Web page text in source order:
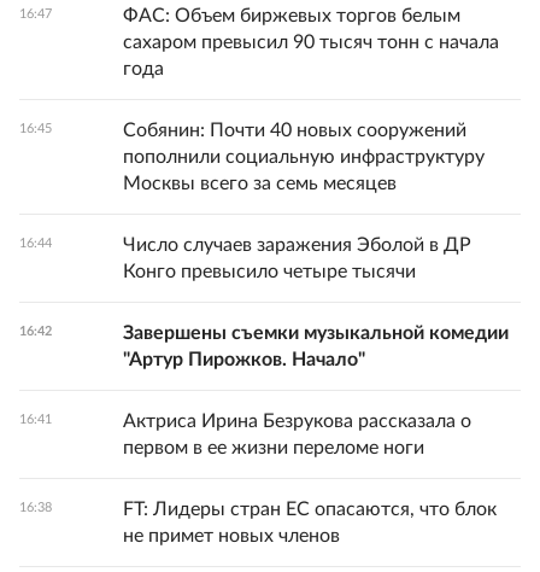
16:47
ФАС: Объем биржевых торгов белым
сахаром превысил 90 тысяч тонн с начала
года
16:45
Собянин: Почти 40 новых сооружений
пополнили социальную инфраструктуру
Москвы всего за семь месяцев
16:44
Число случаев заражения Эболой в ДР
Конго превысило четыре тысячи
16:42
Завершены съемки музыкальной комедии
"Артур Пирожков. Начало"
16:41
Актриса Ирина Безрукова рассказала о
первом в ее жизни переломе ноги
16:38
FT: Лидеры стран ЕС опасаются, что блок
не примет новых членов